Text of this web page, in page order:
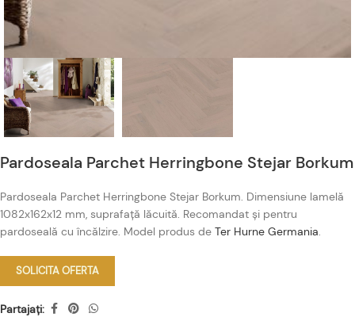
Pardoseala Parchet Herringbone Stejar Borkum
Pardoseala Parchet Herringbone Stejar Borkum. Dimensiune lamelă
1082x162x12 mm, suprafață lăcuită. Recomandat și pentru
pardoseală cu încălzire. Model produs de Ter Hurne Germania.
SOLICITA OFERTA
Partajați: